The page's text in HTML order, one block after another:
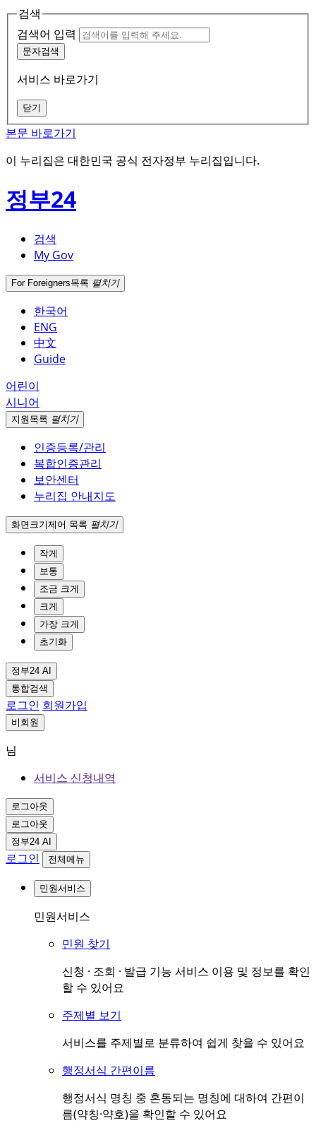
검색
검색어 입력
문자검색
서비스 바로가기
닫기
본문 바로가기
이 누리집은 대한민국 공식 전자정부 누리집입니다.
정부24
검색
My Gov
For Foreigners목록 펼치기
한국어
ENG
中文
Guide
어린이
시니어
지원 목록 펼치기
인증등록/관리
복합인증관리
보안센터
누리집 안내지도
화면크기제어 목록 펼치기
작게
보통
조금 크게
크게
가장 크게
초기화
정부24 AI
통합검색
로그인 회원가입
비회원
님
서비스 신청내역
로그아웃
로그아웃
정부24 AI
로그인 전체메뉴
민원서비스
민원서비스
민원 찾기
신청 · 조회 · 발급 기능 서비스 이용 및 정보를 확인
할 수 있어요
주제별 보기
서비스를 주제별로 분류하여 쉽게 찾을 수 있어요
행정서식 간편이름
행정서식 명칭 중 혼동되는 명칭에 대하여 간편이
름(약칭·약호)을 확인할 수 있어요